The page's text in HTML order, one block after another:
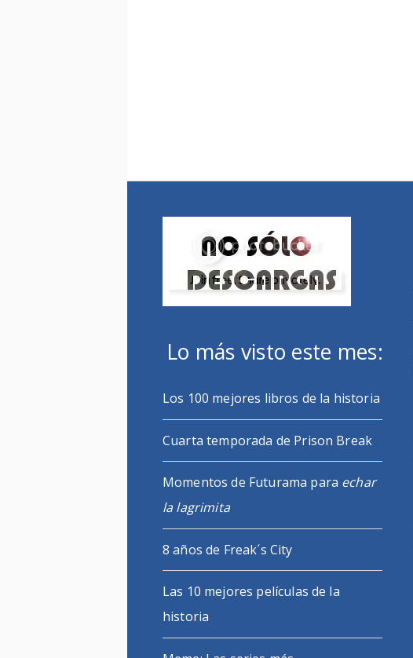
Lo más visto este mes:
Los 100 mejores libros de la historia
Cuarta temporada de Prison Break
Momentos de Futurama para echar
la lagrimita
8 años de Freak´s City
Las 10 mejores películas de la
historia